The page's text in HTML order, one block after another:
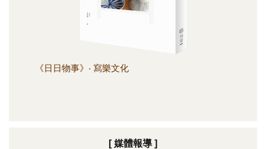
《日日物事》‧ 寫樂文化
[ 媒體報導 ]